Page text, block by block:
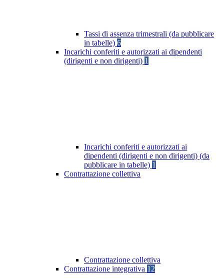
Tassi di assenza trimestrali (da pubblicare
in tabelle) 6
Incarichi conferiti e autorizzati ai dipendenti
(dirigenti e non dirigenti) 1
Incarichi conferiti e autorizzati ai
dipendenti (dirigenti e non dirigenti) (da
pubblicare in tabelle) 1
Contrattazione collettiva
Contrattazione collettiva
Contrattazione integrativa 12